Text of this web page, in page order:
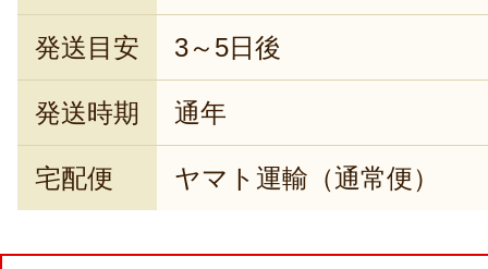
発送目安 3～5日後
発送時期 通年
宅配便 ヤマト運輸（通常便）